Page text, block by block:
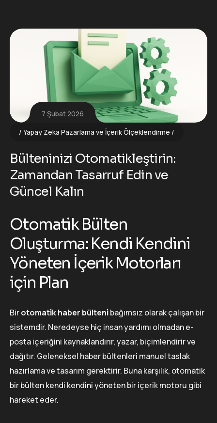
7 Şubat 2026
Yapay Zeka Pazarlama ve İçerik Ölçeklendirme
Bülteninizi Otomatikleştirin:
Zamandan Tasarruf Edin ve
Güncel Kalın
Otomatik Bülten
Oluşturma: Kendi Kendini
Yöneten İçerik Motorları
için Plan
Birotomati̇k haber bülteni̇bağımsız olarak çalışan bir
sistemdir. Neredeyse hiç insan yardımı olmadan e-
posta içeriğini kaynaklandırır, yazar, biçimlendirir ve
dağıtır. Geleneksel haber bültenleri manuel taslak
hazırlama ve tasarım gerektirir. Buna karşılık, otomatik
bir bülten kendi kendini yöneten bir içerik motoru gibi
hareket eder.